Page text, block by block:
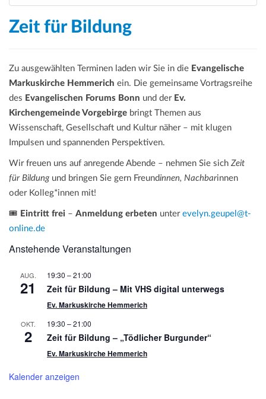
Zeit für Bildung
Zu ausgewählten Terminen laden wir Sie in die Evangelische
Markuskirche Hemmerich ein. Die gemeinsame Vortragsreihe
des Evangelischen Forums Bonn und der Ev.
Kirchengemeinde Vorgebirge bringt Themen aus
Wissenschaft, Gesellschaft und Kultur näher – mit klugen
Impulsen und spannenden Perspektiven.
Wir freuen uns auf anregende Abende – nehmen Sie sich Zeit
für Bildung und bringen Sie gern Freundinnen, Nachbarinnen
oder Kolleg*innen mit!
🎟️ Eintritt frei – Anmeldung erbeten unter evelyn.geupel@t-
online.de
Anstehende Veranstaltungen
AUG.
21
19:30 –21:00
Zeit für Bildung – Mit VHS digital unterwegs
Ev. Markuskirche Hemmerich
OKT.
2
19:30 –21:00
Zeit für Bildung – „Tödlicher Burgunder“
Ev. Markuskirche Hemmerich
Kalender anzeigen